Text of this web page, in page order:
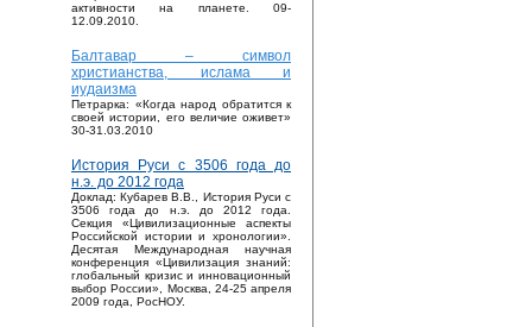
активности на планете. 09-
12.09.2010.
Балтавар – символ
христианства, ислама и
иудаизма
Петрарка: «Когда народ обратится к
своей истории, его величие оживет»
30-31.03.2010
История Руси с 3506 года до
н.э. до 2012 года
Доклад: Кубарев В.В., История Руси с
3506 года до н.э. до 2012 года.
Секция «Цивилизационные аспекты
Российской истории и хронологии».
Десятая Международная научная
конференция «Цивилизация знаний:
глобальный кризис и инновационный
выбор России», Москва, 24-25 апреля
2009 года, РосНОУ.